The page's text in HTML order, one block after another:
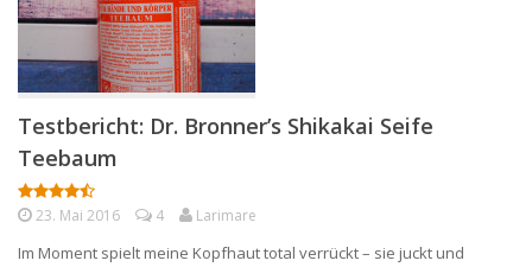
Testbericht: Dr. Bronner’s Shikakai Seife
Teebaum
23. Mai 2016 4 Larimare
Im Moment spielt meine Kopfhaut total verrückt – sie juckt und